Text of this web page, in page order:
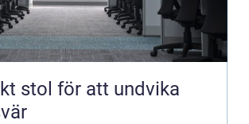
stol för att undvika